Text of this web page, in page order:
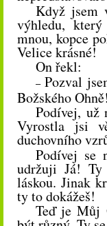
Když jsem
výhledu,
mnou, kopce
Velice krásné!
On řekl:
– Pozval
Božského Ohně!
Podívej, už
Vyrostla jsi
duchovního
Podívej se
udržuji Já!
láskou. Jinak
ty to dokážeš!
Teď je Můj